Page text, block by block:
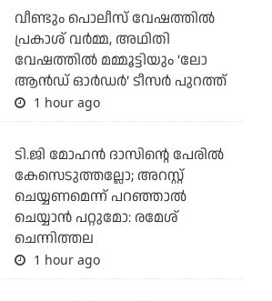
വീണ്ടും പൊലീസ് വേഷത്തിൽ
പ്രകാശ് വർമ്മ, അഥിതി
വേഷത്തിൽ മമ്മൂട്ടിയും ‘ലോ
ആൻഡ് ഓർഡർ’ ടീസർ പുറത്ത്
1 hour ago
ടി.ജി മോഹന്‍ ദാസിന്റെ പേരില്‍
കേസെടുത്തല്ലോ; അറസ്റ്റ്
ചെയ്യണമെന്ന് പറഞ്ഞാല്‍
ചെയ്യാന്‍ പറ്റുമോ: രമേശ്
ചെന്നിത്തല
1 hour ago